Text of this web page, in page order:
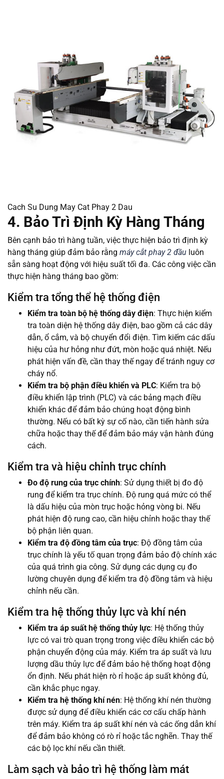
Cach Su Dung May Cat Phay 2 Dau
4. Bảo Trì Định Kỳ Hàng Tháng
Bên cạnh bảo trì hàng tuần, việc thực hiện bảo trì định kỳ
hàng tháng giúp đảm bảo rằng máy cắt phay 2 đầu luôn
sẵn sàng hoạt động với hiệu suất tối đa. Các công việc cần
thực hiện hàng tháng bao gồm:
Kiểm tra tổng thể hệ thống điện
Kiểm tra toàn bộ hệ thống dây điện: Thực hiện kiểm
tra toàn diện hệ thống dây điện, bao gồm cả các dây
dẫn, ổ cắm, và bộ chuyển đổi điện. Tìm kiếm các dấu
hiệu của hư hỏng như đứt, mòn hoặc quá nhiệt. Nếu
phát hiện vấn đề, cần thay thế ngay để tránh nguy cơ
cháy nổ.
Kiểm tra bộ phận điều khiển và PLC: Kiểm tra bộ
điều khiển lập trình (PLC) và các bảng mạch điều
khiển khác để đảm bảo chúng hoạt động bình
thường. Nếu có bất kỳ sự cố nào, cần tiến hành sửa
chữa hoặc thay thế để đảm bảo máy vận hành đúng
cách.
Kiểm tra và hiệu chỉnh trục chính
Đo độ rung của trục chính: Sử dụng thiết bị đo độ
rung để kiểm tra trục chính. Độ rung quá mức có thể
là dấu hiệu của mòn trục hoặc hỏng vòng bi. Nếu
phát hiện độ rung cao, cần hiệu chỉnh hoặc thay thế
bộ phận liên quan.
Kiểm tra độ đồng tâm của trục: Độ đồng tâm của
trục chính là yếu tố quan trọng đảm bảo độ chính xác
của quá trình gia công. Sử dụng các dụng cụ đo
lường chuyên dụng để kiểm tra độ đồng tâm và hiệu
chỉnh nếu cần.
Kiểm tra hệ thống thủy lực và khí nén
Kiểm tra áp suất hệ thống thủy lực: Hệ thống thủy
lực có vai trò quan trọng trong việc điều khiển các bộ
phận chuyển động của máy. Kiểm tra áp suất và lưu
lượng dầu thủy lực để đảm bảo hệ thống hoạt động
ổn định. Nếu phát hiện rò rỉ hoặc áp suất không đủ,
cần khắc phục ngay.
Kiểm tra hệ thống khí nén: Hệ thống khí nén thường
được sử dụng để điều khiển các cơ cấu chấp hành
trên máy. Kiểm tra áp suất khí nén và các ống dẫn khí
để đảm bảo không có rò rỉ hoặc tắc nghẽn. Thay thế
các bộ lọc khí nếu cần thiết.
Làm sạch và bảo trì hệ thống làm mát